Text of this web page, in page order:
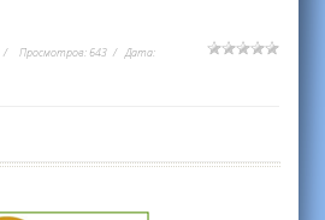
Просмотров: 643
Дата: